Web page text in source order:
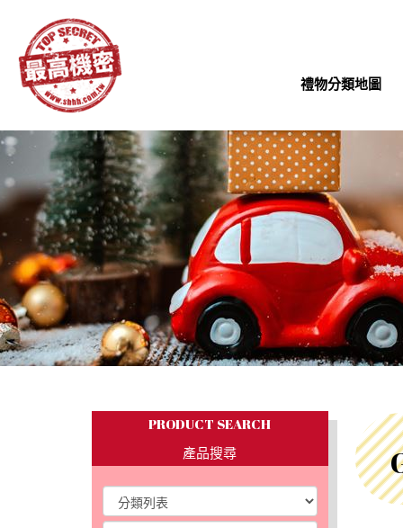
禮物分類地圖
PRODUCT SEARCH
產品搜尋